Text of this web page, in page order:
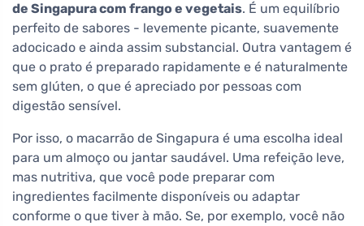
de Singapura com frango e vegetais. É um equilíbrio
perfeito de sabores - levemente picante, suavemente
adocicado e ainda assim substancial. Outra vantagem é
que o prato é preparado rapidamente e é naturalmente
sem glúten, o que é apreciado por pessoas com
digestão sensível.
Por isso, o macarrão de Singapura é uma escolha ideal
para um almoço ou jantar saudável. Uma refeição leve,
mas nutritiva, que você pode preparar com
ingredientes facilmente disponíveis ou adaptar
conforme o que tiver à mão. Se, por exemplo, você não